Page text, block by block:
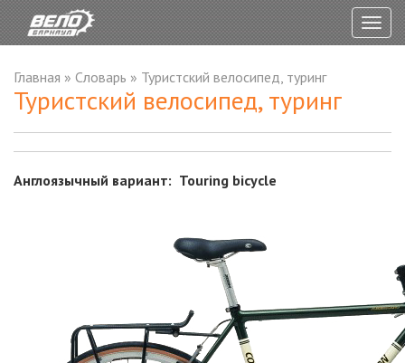
Главная » Словарь » Туристский велосипед, туринг
Туристский велосипед, туринг
Англоязычный вариант: Touring bicycle